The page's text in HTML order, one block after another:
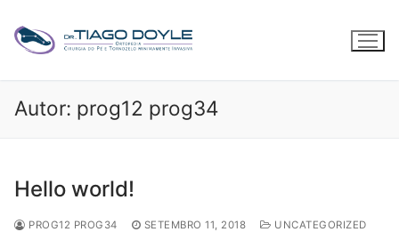
para
Autor: prog12 prog34
Hello world!
PROG12 PROG34 SETEMBRO 11, 2018
UNCATEGORIZED